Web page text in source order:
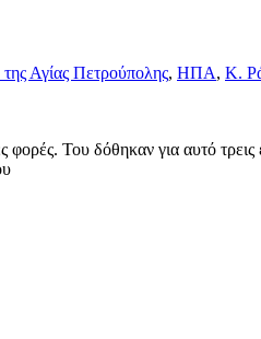
Αγίας Πετρούπολης, ΗΠΑ, Κ.
φορές. Του δόθηκαν για αυτό